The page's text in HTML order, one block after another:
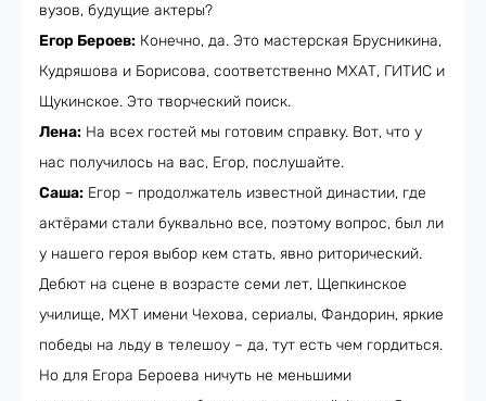
вузов, будущие актеры?
Егор Бероев: Конечно, да. Это мастерская Брусникина,
Кудряшова и Борисова, соответственно МХАТ, ГИТИС и
Щукинское. Это творческий поиск.
Лена: На всех гостей мы готовим справку. Вот, что у
нас получилось на вас, Егор, послушайте.
Саша: Егор – продолжатель известной династии, где
актёрами стали буквально все, поэтому вопрос, был ли
у нашего героя выбор кем стать, явно риторический.
Дебют на сцене в возрасте семи лет, Щепкинское
училище, МХТ имени Чехова, сериалы, Фандорин, яркие
победы на льду в телешоу – да, тут есть чем гордиться.
Но для Егора Бероева ничуть не меньшими